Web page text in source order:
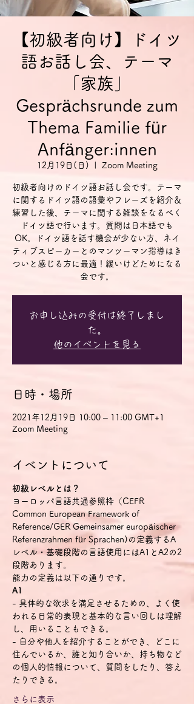
【初級者向け】ドイツ
語お話し会、テーマ
「家族」
Gesprächsrunde zum
Thema Familie für
Anfänger:innen
12月19日(日) Zoom Meeting
初級者向けのドイツ語お話し会です。テーマ
に関するドイツ語の語彙やフレーズを紹介＆
練習した後、テーマに関する雑談をなるべく
ドイツ語で行います。質問は日本語でも
OK。ドイツ語を話す機会が少ない方、ネイ
ティブスピーカーとのマンツーマン指導はき
ついと感じる方に最適！緩いけどためになる
会です。
お申し込みの受付は終了しまし
た。
他のイベントを見る
日時・場所
2021年12月19日 10:00 – 11:00 GMT+1
Zoom Meeting
イベントについて
初級レベルとは？
ヨーロッパ言語共通参照枠（CEFR
Common European Framework of
Reference/GER Gemeinsamer europäischer
Referenzrahmen für Sprachen)の定義するA
レベル・基礎段階の言語使用にはA1とA2の2
段階あります。
能力の定義は以下の通りです。
A1
- 具体的な欲求を満足させるための、よく使
われる日常的表現と基本的な言い回しは理解
し、用いることもできる。
- 自分や他人を紹介することができ、どこに
住んでいるか、誰と知り合いか、持ち物など
の個人的情報について、質問をしたり、答え
たりできる。
さらに表示